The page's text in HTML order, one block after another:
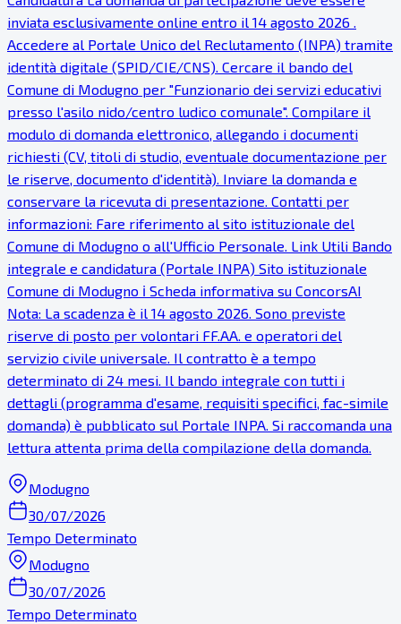
inviata esclusivamente online entro il 14 agosto 2026 .
Accedere al Portale Unico del Reclutamento (INPA) tramite
identità digitale (SPID/CIE/CNS). Cercare il bando del
Comune di Modugno per "Funzionario dei servizi educativi
presso l'asilo nido/centro ludico comunale". Compilare il
modulo di domanda elettronico, allegando i documenti
richiesti (CV, titoli di studio, eventuale documentazione per
le riserve, documento d'identità). Inviare la domanda e
conservare la ricevuta di presentazione. Contatti per
informazioni: Fare riferimento al sito istituzionale del
Comune di Modugno o all'Ufficio Personale. Link Utili Bando
integrale e candidatura (Portale INPA) Sito istituzionale
Comune di Modugno ℹ Scheda informativa su ConcorsAI
Nota: La scadenza è il 14 agosto 2026. Sono previste
riserve di posto per volontari FF.AA. e operatori del
servizio civile universale. Il contratto è a tempo
determinato di 24 mesi. Il bando integrale con tutti i
dettagli (programma d'esame, requisiti specifici, fac-simile
domanda) è pubblicato sul Portale INPA. Si raccomanda una
lettura attenta prima della compilazione della domanda.
Modugno
30/07/2026
Tempo Determinato
Modugno
30/07/2026
Tempo Determinato